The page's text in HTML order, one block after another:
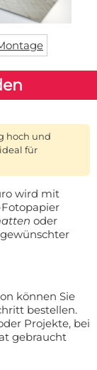
hoch und
für
wird mit
oder
können Sie
bestellen.
Projekte, bei
gebraucht